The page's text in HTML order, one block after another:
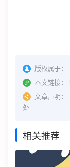
版权属于：
本文链接：
文章声明：
处
相关推荐